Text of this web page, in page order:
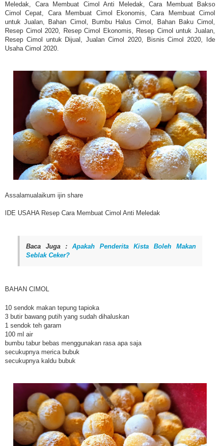
Meledak, Cara Membuat Cimol Anti Meledak, Cara Membuat Bakso
Cimol Cepat, Cara Membuat Cimol Ekonomis, Cara Membuat Cimol
untuk Jualan, Bahan Cimol, Bumbu Halus Cimol, Bahan Baku Cimol,
Resep Cimol 2020, Resep Cimol Ekonomis, Resep Cimol untuk Jualan,
Resep Cimol untuk Dijual, Jualan Cimol 2020, Bisnis Cimol 2020, Ide
Usaha Cimol 2020.
Assalamualaikum ijin share
IDE USAHA Resep Cara Membuat Cimol Anti Meledak
Baca Juga : Apakah Penderita Kista Boleh Makan
Seblak Ceker?
BAHAN CIMOL
10 sendok makan tepung tapioka
3 butir bawang putih yang sudah dihaluskan
1 sendok teh garam
100 ml air
bumbu tabur bebas menggunakan rasa apa saja
secukupnya merica bubuk
secukupnya kaldu bubuk